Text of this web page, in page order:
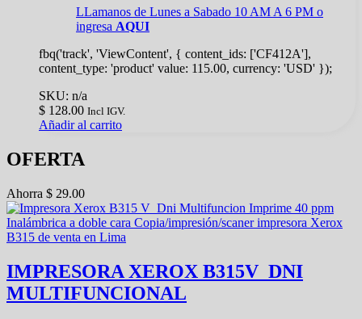
LLamanos de Lunes a Sabado 10 AM A 6 PM o
ingresa AQUI
fbq('track', 'ViewContent', { content_ids: ['CF412A'],
content_type: 'product' value: 115.00, currency: 'USD' });
SKU: n/a
$ 128.00 Incl IGV.
Añadir al carrito
OFERTA
Ahorra $ 29.00
IMPRESORA XEROX B315V_DNI
MULTIFUNCIONAL